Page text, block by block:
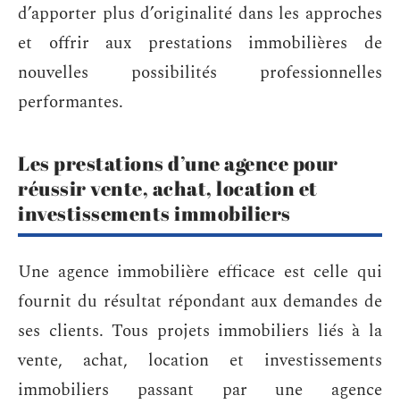
d’apporter plus d’originalité dans les approches
et offrir aux prestations immobilières de
nouvelles possibilités professionnelles
performantes.
Les prestations d’une agence pour
réussir vente, achat, location et
investissements immobiliers
Une agence immobilière efficace est celle qui
fournit du résultat répondant aux demandes de
ses clients. Tous projets immobiliers liés à la
vente, achat, location et investissements
immobiliers passant par une agence